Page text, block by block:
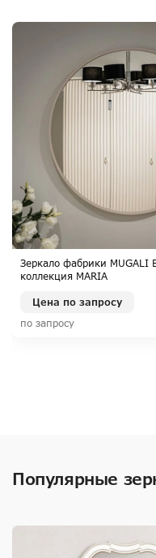
Зеркало фабрики MUGALI
коллекция MARIA
Цена по запросу
по запросу
Популярные